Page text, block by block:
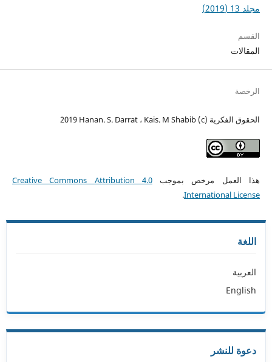
مجلد 13 (2019)
القسم
المقالات
الرخصة
الحقوق الفكرية (c) 2019 Hanan. S. Darrat ، Kais. M Shabib
هذا العمل مرخص بموجبCreative Commons Attribution 4.0
International License
.
اللغة
العربية
English
دعوة للنشر